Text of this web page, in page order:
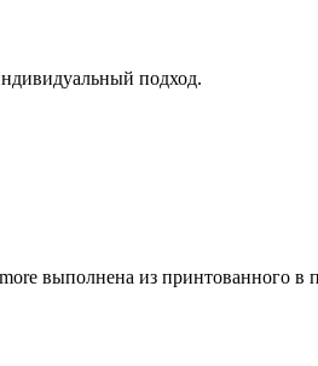
подход.
выполнена из принтованного в